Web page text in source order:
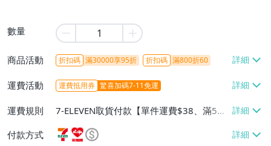
數量
商品活動 折扣碼 滿30000享95折 折扣碼 滿800折60
運費活動 運費抵用券 驚喜加碼7-11免運
運費規則
7-ELEVEN取貨付款【單件運費$38、滿5件
或消費滿$1298免運費】、7-ELEVEN取貨
不付款【免運費】、萊爾富取貨付款【單件
付款方式